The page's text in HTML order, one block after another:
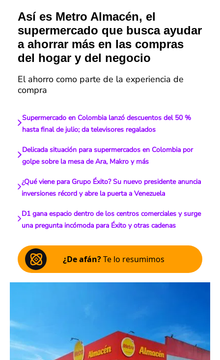
Así es Metro Almacén, el
supermercado que busca ayudar
a ahorrar más en las compras
del hogar y del negocio
El ahorro como parte de la experiencia de
compra
Supermercado en Colombia lanzó descuentos del 50 %
hasta final de julio; da televisores regalados
Delicada situación para supermercados en Colombia por
golpe sobre la mesa de Ara, Makro y más
¿Qué viene para Grupo Éxito? Su nuevo presidente anuncia
inversiones récord y abre la puerta a Venezuela
D1 gana espacio dentro de los centros comerciales y surge
una pregunta incómoda para Éxito y otras cadenas
¿De afán?Te lo resumimos